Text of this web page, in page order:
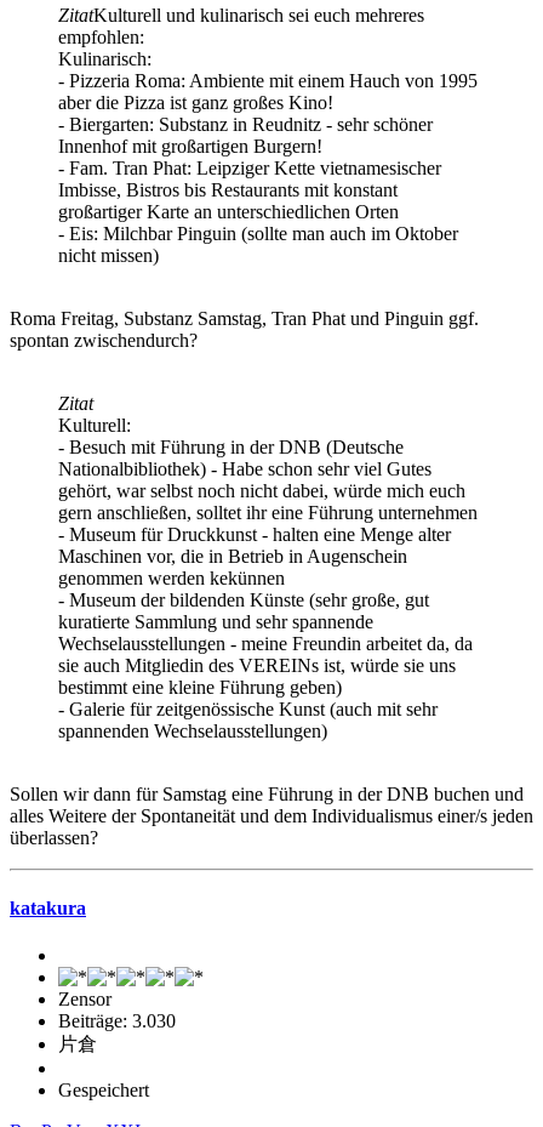
ZitatKulturell und kulinarisch sei euch mehreres
empfohlen:
Kulinarisch:
- Pizzeria Roma: Ambiente mit einem Hauch von 1995
aber die Pizza ist ganz großes Kino!
- Biergarten: Substanz in Reudnitz - sehr schöner
Innenhof mit großartigen Burgern!
- Fam. Tran Phat: Leipziger Kette vietnamesischer
Imbisse, Bistros bis Restaurants mit konstant
großartiger Karte an unterschiedlichen Orten
- Eis: Milchbar Pinguin (sollte man auch im Oktober
nicht missen)
Roma Freitag, Substanz Samstag, Tran Phat und Pinguin ggf.
spontan zwischendurch?
Zitat
Kulturell:
- Besuch mit Führung in der DNB (Deutsche
Nationalbibliothek) - Habe schon sehr viel Gutes
gehört, war selbst noch nicht dabei, würde mich euch
gern anschließen, solltet ihr eine Führung unternehmen
- Museum für Druckkunst - halten eine Menge alter
Maschinen vor, die in Betrieb in Augenschein
genommen werden kekünnen
- Museum der bildenden Künste (sehr große, gut
kuratierte Sammlung und sehr spannende
Wechselausstellungen - meine Freundin arbeitet da, da
sie auch Mitgliedin des VEREINs ist, würde sie uns
bestimmt eine kleine Führung geben)
- Galerie für zeitgenössische Kunst (auch mit sehr
spannenden Wechselausstellungen)
Sollen wir dann für Samstag eine Führung in der DNB buchen und
alles Weitere der Spontaneität und dem Individualismus einer/s jeden
überlassen?
katakura
Zensor
Beiträge: 3.030
片倉
Gespeichert